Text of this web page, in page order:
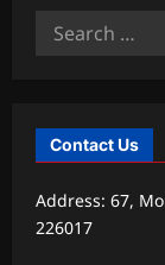
Search
Contact Us
Address: 67,
226017